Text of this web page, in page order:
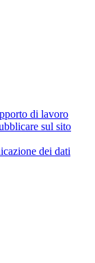
di lavoro
sul sito
dei dati